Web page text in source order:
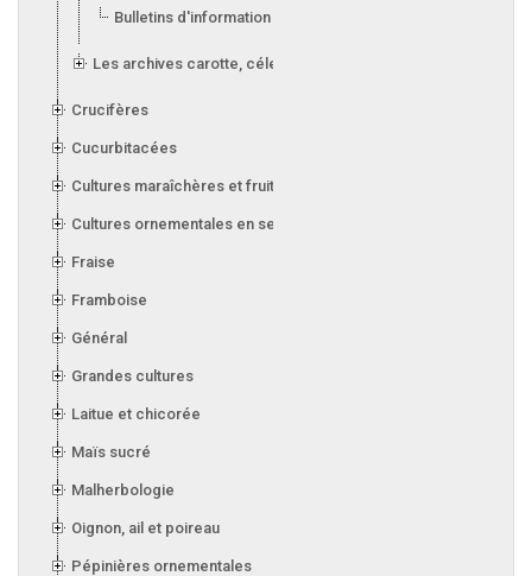
Bulletins d'information 2017
Les archives carotte, céleri, laitue, oignon, poireau et ail
Crucifères
Cucurbitacées
Cultures maraîchères et fruitières en serre
Cultures ornementales en serre
Fraise
Framboise
Général
Grandes cultures
Laitue et chicorée
Maïs sucré
Malherbologie
Oignon, ail et poireau
Pépinières ornementales